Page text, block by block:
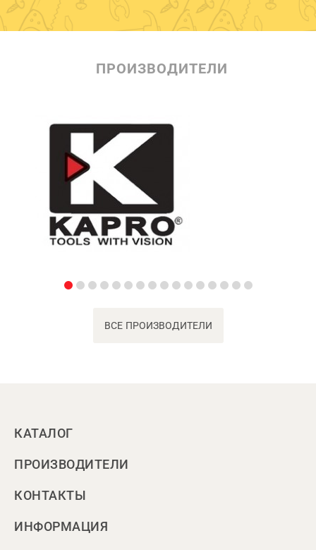
ПРОИЗВОДИТЕЛИ
ВСЕ ПРОИЗВОДИТЕЛИ
КАТАЛОГ
ПРОИЗВОДИТЕЛИ
КОНТАКТЫ
ИНФОРМАЦИЯ